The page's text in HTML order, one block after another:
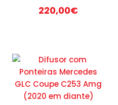
220,00€